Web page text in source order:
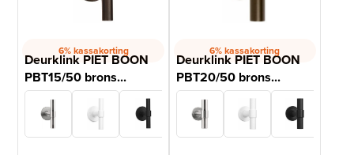
6% kassakorting
Deurklink PIET BOON
PBT15/50 brons...
6% kassakorting
Deurklink PIET BOON
PBT20/50 brons...